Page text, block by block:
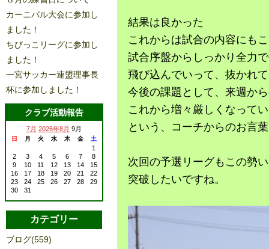
結果は良かった
これからは試合の内容にも
試合序盤からしっかり全力
飛び込んでいって、抜かれ
今後の課題として、来週か
これから増々厳しくなって
という、コーチからのお言
次回の予選リーグもこの勢
突破したいですね。
カーニバル大会に参加し
ました！
ちびっこリーグに参加し
ました！
一宮サッカー連盟理事長
杯に参加しました！
クラブ活動報告
7月 2026年8月 9月
日 月 火 水 木 金 土
1
2
3 4 5 6 7
8
9
10 11 12 13 14
15
16
17 18 19 20 21
22
23
24 25 26 27 28
29
30
31
カテゴリー
ブログ(559)